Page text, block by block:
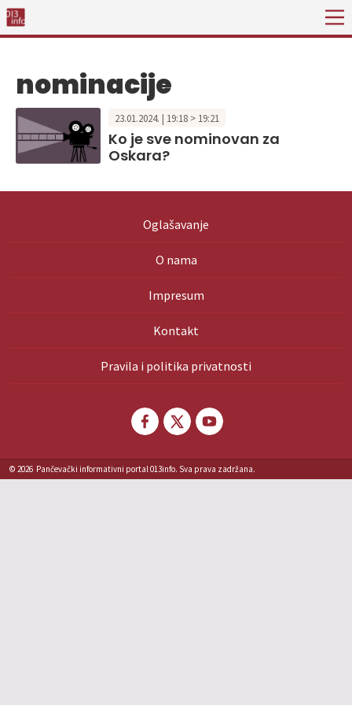
nominacije
23.01.2024. | 19:18 > 19:21
Ko je sve nominovan za
Oskara?
Oglašavanje
O nama
Impresum
Kontakt
Pravila i politika privatnosti
© 2026 Pančevački informativni portal 013info. Sva prava zadržana.